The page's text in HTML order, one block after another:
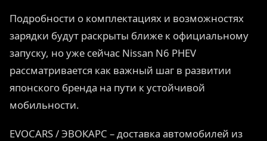
Подробности о комплектациях и возможностях
зарядки будут раскрыты ближе к официальному
запуску, но уже сейчас Nissan N6 PHEV
рассматривается как важный шаг в развитии
японского бренда на пути к устойчивой
мобильности.
EVOCARS / ЭВОКАРС – доставка автомобилей из